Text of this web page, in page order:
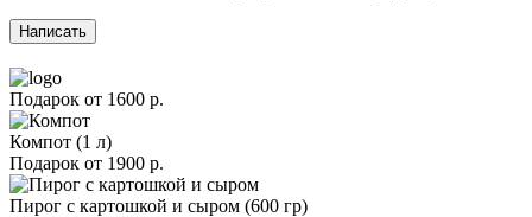
Написать
Подарок от 1600 р.
Компот (1 л)
Подарок от 1900 р.
Пирог с картошкой и сыром (600 гр)